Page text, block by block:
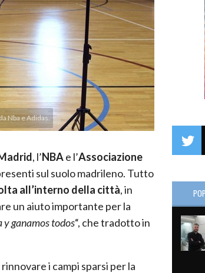
Nba e Adidas.
, l’NBAe l’Associazione
sul suolo madrileno. Tutto
all’interno della città, in
un aiuto importante per la
y ganamos todos“, che tradotto in
i campi sparsi per la